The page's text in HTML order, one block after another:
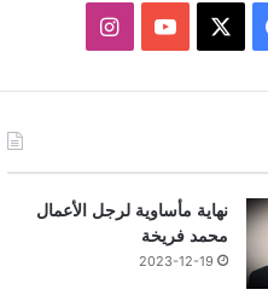
فيسبوك يوتيوبانستقرام
نهاية مأساوية لرجل الأعمال
محمد فريخة
2023-12-19